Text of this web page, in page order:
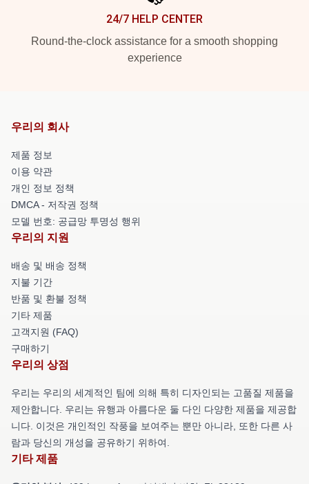
24/7 HELP CENTER
Round-the-clock assistance for a smooth shopping
experience
우리의 회사
제품 정보
이용 약관
개인 정보 정책
DMCA - 저작권 정책
모델 번호: 공급망 투명성 행위
우리의 지원
배송 및 배송 정책
지불 기간
반품 및 환불 정책
기타 제품
고객지원 (FAQ)
구매하기
우리의 상점
우리는 우리의 세계적인 팀에 의해 특히 디자인되는 고품질 제품을
제안합니다. 우리는 유행과 아름다운 둘 다인 다양한 제품을 제공합
니다. 이것은 개인적인 작풍을 보여주는 뿐만 아니라, 또한 다른 사
람과 당신의 개성을 공유하기 위하여.
기타 제품